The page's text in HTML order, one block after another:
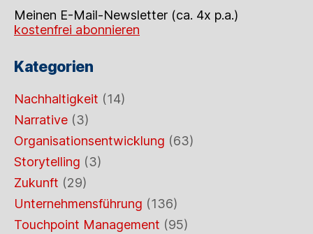
Meinen E-Mail-Newsletter (ca. 4x p.a.)
kostenfrei abonnieren
Kategorien
Nachhaltigkeit (14)
Narrative (3)
Organisationsentwicklung (63)
Storytelling (3)
Zukunft (29)
Unternehmensführung (136)
Touchpoint Management (95)